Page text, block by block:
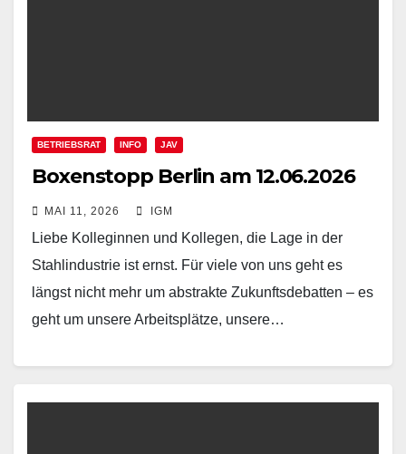
BETRIEBSRAT INFO JAV
Boxenstopp Berlin am 12.06.2026
MAI 11, 2026 IGM
Liebe Kolleginnen und Kollegen, die Lage in der
Stahlindustrie ist ernst. Für viele von uns geht es
längst nicht mehr um abstrakte Zukunftsdebatten – es
geht um unsere Arbeitsplätze, unsere…